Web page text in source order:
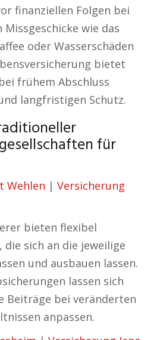
finanziellen Folgen bei
Missgeschicke wie das
oder Wasserschäden
bietet
frühem Abschluss
langfristigen Schutz.
für
Wehlen | Versicherung
bieten flexibel
sich an die jeweilige
und ausbauen lassen.
lassen sich
Beiträge bei veränderten
anpassen.